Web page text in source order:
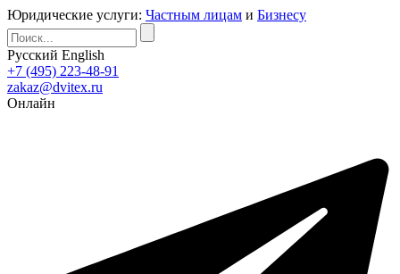
Юридические услуги: Частным лицам и Бизнесу
Русский English
+7 (495) 223-48-91
zakaz@dvitex.ru
Онлайн